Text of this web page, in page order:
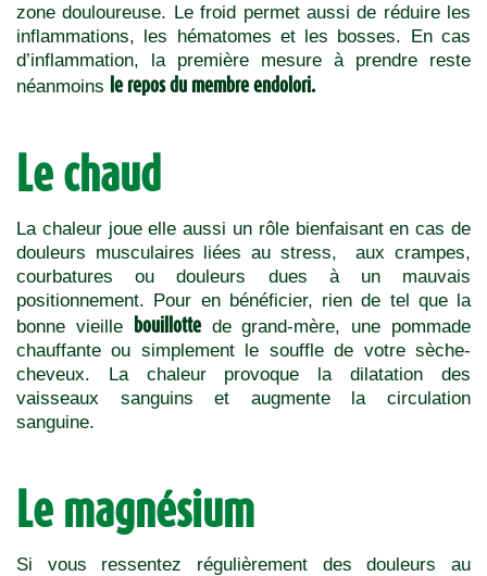
zone douloureuse. Le froid permet aussi de réduire les
inflammations, les hématomes et les bosses. En cas
d’inflammation, la première mesure à prendre reste
néanmoins le repos du membre endolori.
Le chaud
La chaleur joue elle aussi un rôle bienfaisant en cas de
douleurs musculaires liées au stress, aux crampes,
courbatures ou douleurs dues à un mauvais
positionnement. Pour en bénéficier, rien de tel que la
bonne vieille bouillottede grand-mère, une pommade
chauffante ou simplement le souffle de votre sèche-
cheveux. La chaleur provoque la dilatation des
vaisseaux sanguins et augmente la circulation
sanguine.
Le magnésium
Si vous ressentez régulièrement des douleurs au